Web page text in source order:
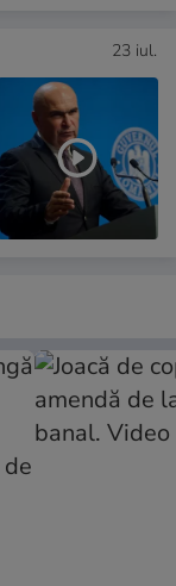
23 iul.